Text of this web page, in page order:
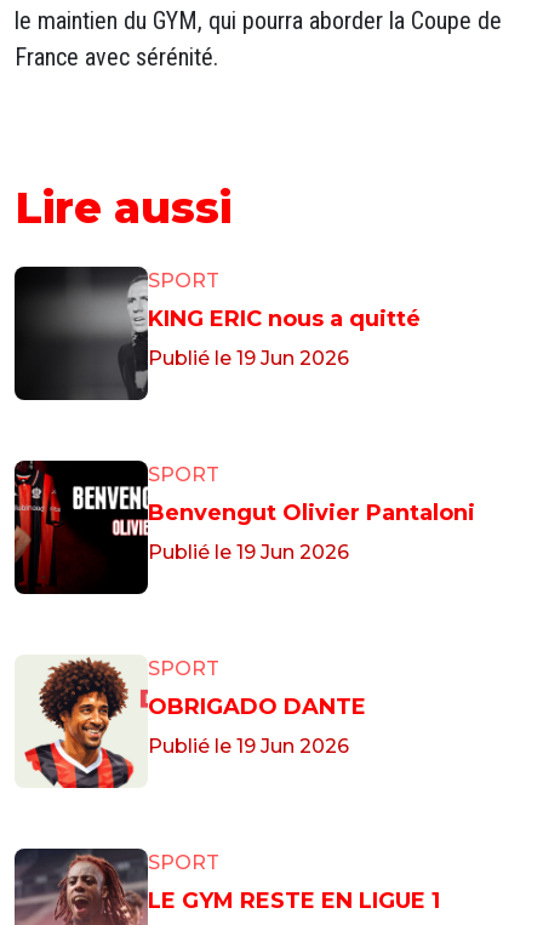
le maintien du GYM, qui pourra aborder la Coupe de
France avec sérénité.
Lire aussi
SPORT
KING ERIC nous a quitté
Publié le 19 Jun 2026
SPORT
Benvengut Olivier Pantaloni
Publié le 19 Jun 2026
SPORT
OBRIGADO DANTE
Publié le 19 Jun 2026
SPORT
LE GYM RESTE EN LIGUE 1